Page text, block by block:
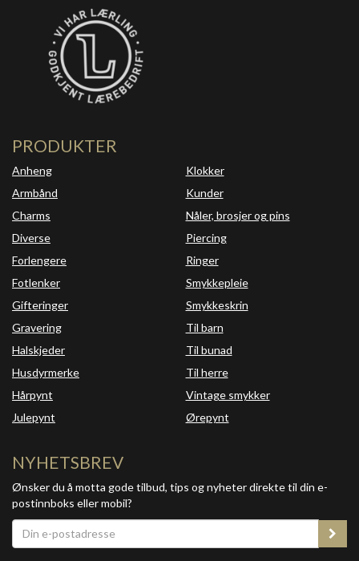
PRODUKTER
Anheng
Armbånd
Charms
Diverse
Forlengere
Fotlenker
Gifteringer
Gravering
Halskjeder
Husdyrmerke
Hårpynt
Julepynt
Klokker
Kunder
Nåler, brosjer og pins
Piercing
Ringer
Smykkepleie
Smykkeskrin
Til barn
Til bunad
Til herre
Vintage smykker
Ørepynt
NYHETSBREV
Ønsker du å motta gode tilbud, tips og nyheter direkte til din e-
postinnboks eller mobil?